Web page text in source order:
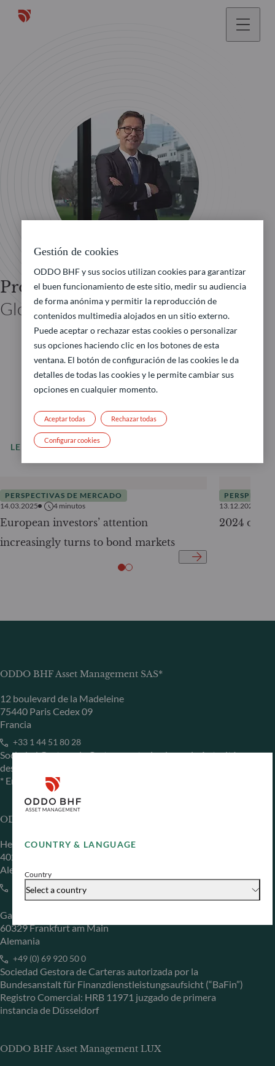
COUNTRY & LANGUAGE
Country
Select a country
Prof. Dr. Jan VIEBIG
Global Co-CIO ODDO BHF
LEER MÁS
PERSPECTIVAS DE MERCADO
14.03.2025
4 minutos
European investors’ attention
increasingly turns to bond markets
13.12.2023
2024
ODDO BHF Asset Management SAS*
12 boulevard de la Madeleine
75440 Paris Cedex 09
Francia
+33 1 44 51 80 28
Sociedad Gestora de Carteras autorizada por la Autorité
des Marchés Financiers (AMF) con el n.º GP 99011
* Entidad responsable del sitio web
ODDO BHF Asset Management GmbH
Herzogstraße 15
40217 Düsseldorf
Alemania
+49 (0) 211 239 24 01
Gallusanlage 8
60329 Frankfurt am Main
Alemania
+49 (0) 69 920 50 0
Sociedad Gestora de Carteras autorizada por la
Bundesanstalt für Finanzdienstleistungsaufsicht (“BaFin”)
Registro Comercial: HRB 11971 juzgado de primera
instancia de Düsseldorf
ODDO BHF Asset Management LUX
Gestión de cookies
ODDO BHF y sus socios utilizan cookies para garantizar
el buen funcionamiento de este sitio, medir su audiencia
de forma anónima y permitir la reproducción de
contenidos multimedia alojados en un sitio externo.
Puede aceptar o rechazar estas cookies o personalizar
sus opciones haciendo clic en los botones de esta
ventana. El botón de configuración de las cookies le da
detalles de todas las cookies y le permite cambiar sus
opciones en cualquier momento.
Rechazar todas
Aceptar todas
Configurar cookies